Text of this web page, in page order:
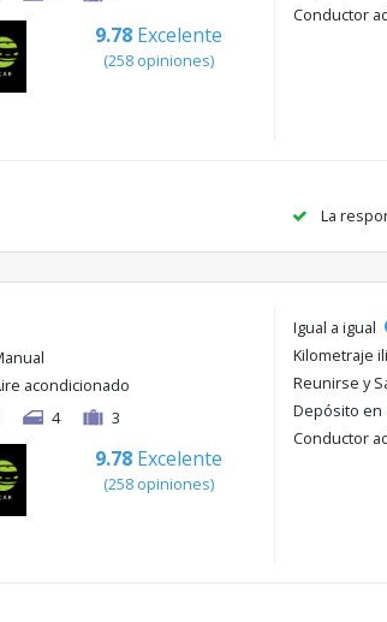
9.78 Excelente
(258 opiniones)
Conductor
La
acondicionado
4 3
9.78 Excelente
(258 opiniones)
Igual a igual
Kilometraje
Reunirse y
Depósito en
Conductor